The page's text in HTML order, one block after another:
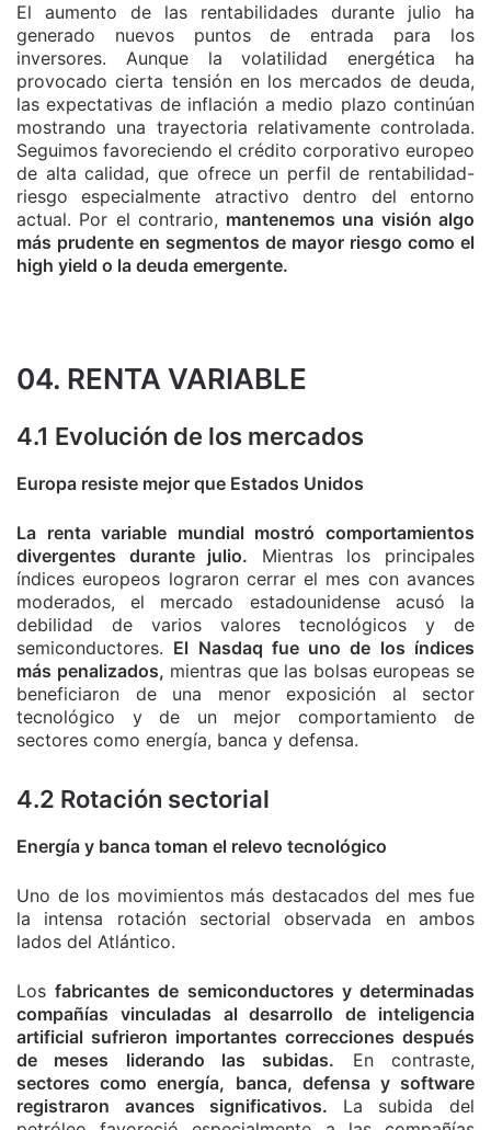
El aumento de las rentabilidades durante julio ha
generado nuevos puntos de entrada para los
inversores. Aunque la volatilidad energética ha
provocado cierta tensión en los mercados de deuda,
las expectativas de inflación a medio plazo continúan
mostrando una trayectoria relativamente controlada.
Seguimos favoreciendo el crédito corporativo europeo
de alta calidad, que ofrece un perfil de rentabilidad-
riesgo especialmente atractivo dentro del entorno
actual. Por el contrario, mantenemos una visión algo
más prudente en segmentos de mayor riesgo como el
high yield o la deuda emergente.
04. RENTA VARIABLE
4.1 Evolución de los mercados
Europa resiste mejor que Estados Unidos
La renta variable mundial mostró comportamientos
divergentes durante julio. Mientras los principales
índices europeos lograron cerrar el mes con avances
moderados, el mercado estadounidense acusó la
debilidad de varios valores tecnológicos y de
semiconductores. El Nasdaq fue uno de los índices
más penalizados, mientras que las bolsas europeas se
beneficiaron de una menor exposición al sector
tecnológico y de un mejor comportamiento de
sectores como energía, banca y defensa.
4.2 Rotación sectorial
Energía y banca toman el relevo tecnológico
Uno de los movimientos más destacados del mes fue
la intensa rotación sectorial observada en ambos
lados del Atlántico.
Losfabricantes de semiconductores y determinadas
compañías vinculadas al desarrollo de inteligencia
artificial sufrieron importantes correcciones después
de meses liderando las subidas. En contraste,
sectores como energía, banca, defensa y software
registraron avances significativos. La subida del